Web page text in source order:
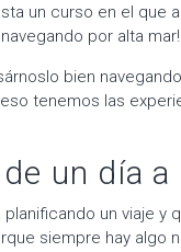
un curso en el que
por alta mar!
bien
tenemos las
un día
un viaje y
siempre hay algo